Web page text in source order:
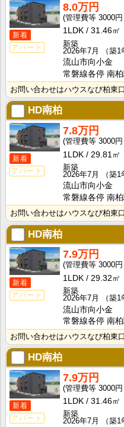
新着
アパート
8.0万円
3000円
1LDK
31.46㎡
新築
2026年7月
（築1
流山市向小金
常磐線各停 南
お問い合わせはハウスなび柏東
HD南柏
新着
アパート
7.8万円
3000円
1LDK
29.81㎡
新築
2026年7月
（築1
流山市向小金
常磐線各停 南
お問い合わせはハウスなび柏東
HD南柏
新着
アパート
7.9万円
3000円
1LDK
29.32㎡
新築
2026年7月
（築1
流山市向小金
常磐線各停 南
お問い合わせはハウスなび柏東
HD南柏
新着
アパート
7.9万円
3000円
1LDK
31.46㎡
新築
2026年7月
（築1